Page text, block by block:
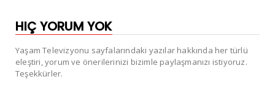
HIÇ YORUM YOK
Yaşam Televizyonu sayfalarındaki yazılar hakkında her türlü
eleştiri, yorum ve önerilerinizi bizimle paylaşmanızı istiyoruz.
Teşekkürler.